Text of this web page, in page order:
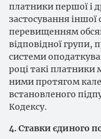
платники першої і
застосування іншої
перевищенням
відповідної групи,
системи
році такі
ними протягом
встановленого
Кодексу.
4. Ставки єдиного